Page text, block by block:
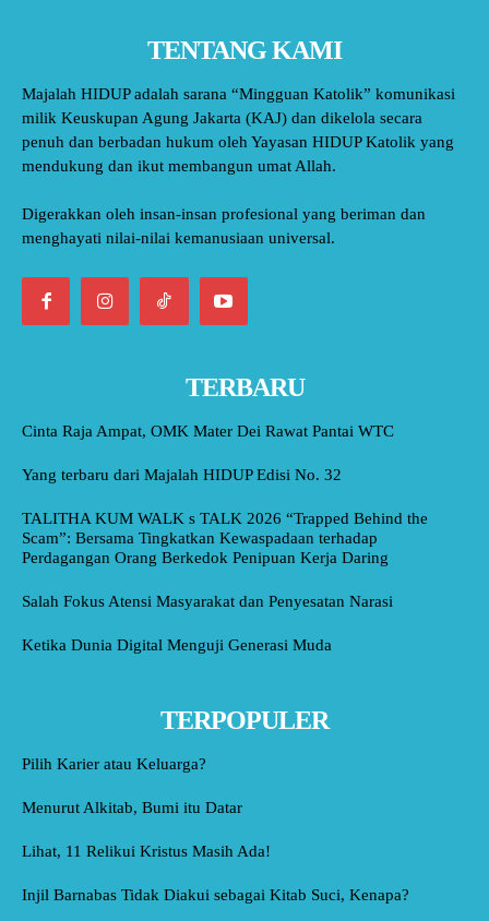
TENTANG KAMI
Majalah HIDUP adalah sarana “Mingguan Katolik” komunikasi
milik Keuskupan Agung Jakarta (KAJ) dan dikelola secara
penuh dan berbadan hukum oleh Yayasan HIDUP Katolik yang
mendukung dan ikut membangun umat Allah.
Digerakkan oleh insan-insan profesional yang beriman dan
menghayati nilai-nilai kemanusiaan universal.
TERBARU
Cinta Raja Ampat, OMK Mater Dei Rawat Pantai WTC
Yang terbaru dari Majalah HIDUP Edisi No. 32
TALITHA KUM WALK s TALK 2026 “Trapped Behind the
Scam”: Bersama Tingkatkan Kewaspadaan terhadap
Perdagangan Orang Berkedok Penipuan Kerja Daring
Salah Fokus Atensi Masyarakat dan Penyesatan Narasi
Ketika Dunia Digital Menguji Generasi Muda
TERPOPULER
Pilih Karier atau Keluarga?
Menurut Alkitab, Bumi itu Datar
Lihat, 11 Relikui Kristus Masih Ada!
Injil Barnabas Tidak Diakui sebagai Kitab Suci, Kenapa?